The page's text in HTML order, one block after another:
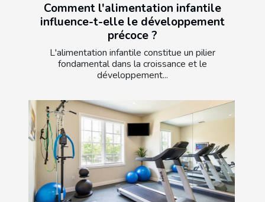
Comment l'alimentation infantile
influence-t-elle le développement
précoce ?
L'alimentation infantile constitue un pilier
fondamental dans la croissance et le
développement...